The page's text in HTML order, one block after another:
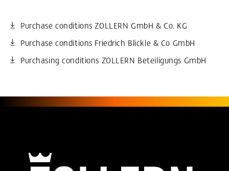
Purchase conditions ZOLLERN GmbH & Co. KG
Purchase conditions Friedrich Blickle & Co GmbH
Purchasing conditions ZOLLERN Beteiligungs GmbH